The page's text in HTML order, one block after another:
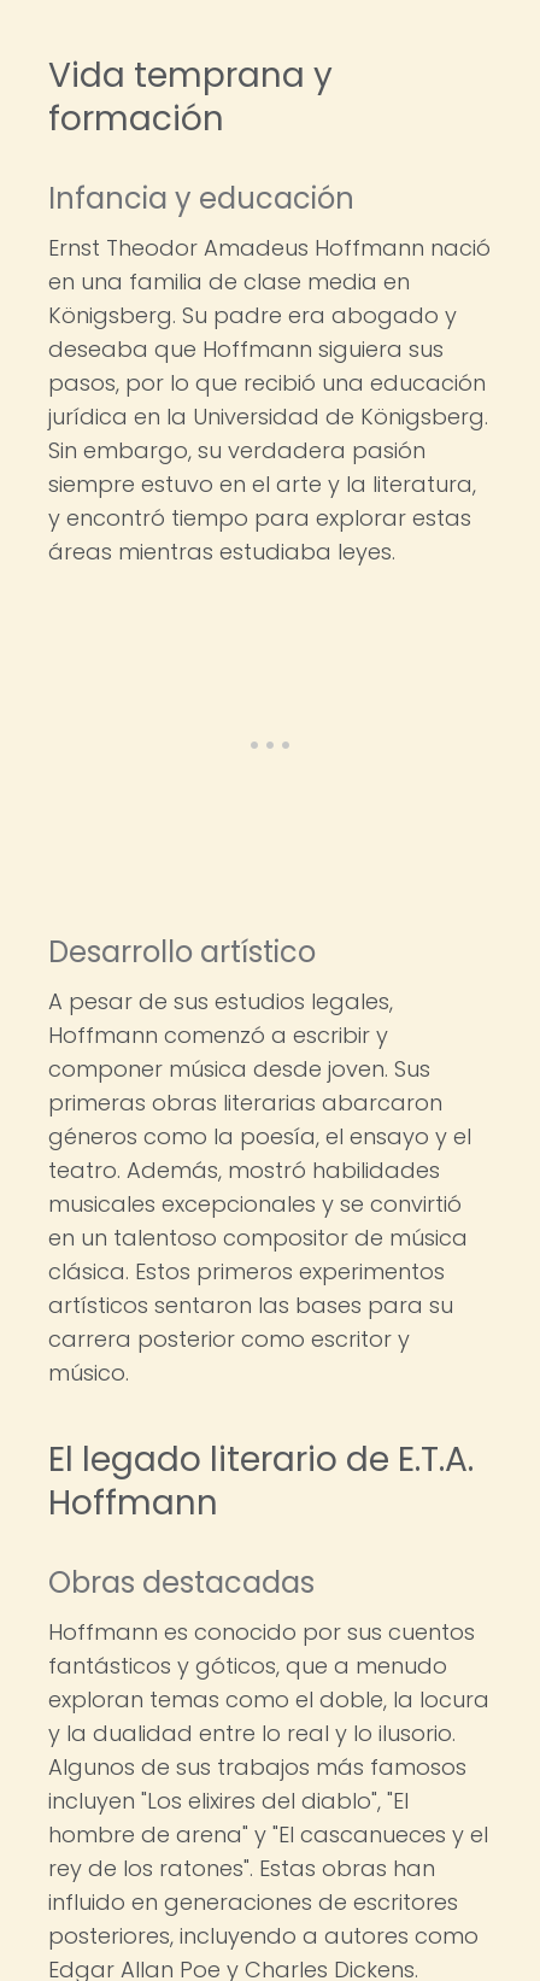
Vida temprana y
formación
Infancia y educación
Ernst Theodor Amadeus Hoffmann nació
en una familia de clase media en
Königsberg. Su padre era abogado y
deseaba que Hoffmann siguiera sus
pasos, por lo que recibió una educación
jurídica en la Universidad de Königsberg.
Sin embargo, su verdadera pasión
siempre estuvo en el arte y la literatura,
y encontró tiempo para explorar estas
áreas mientras estudiaba leyes.
Desarrollo artístico
A pesar de sus estudios legales,
Hoffmann comenzó a escribir y
componer música desde joven. Sus
primeras obras literarias abarcaron
géneros como la poesía, el ensayo y el
teatro. Además, mostró habilidades
musicales excepcionales y se convirtió
en un talentoso compositor de música
clásica. Estos primeros experimentos
artísticos sentaron las bases para su
carrera posterior como escritor y
músico.
El legado literario de E.T.A.
Hoffmann
Obras destacadas
Hoffmann es conocido por sus cuentos
fantásticos y góticos, que a menudo
exploran temas como el doble, la locura
y la dualidad entre lo real y lo ilusorio.
Algunos de sus trabajos más famosos
incluyen "Los elixires del diablo", "El
hombre de arena" y "El cascanueces y el
rey de los ratones". Estas obras han
influido en generaciones de escritores
posteriores, incluyendo a autores como
Edgar Allan Poe y Charles Dickens.